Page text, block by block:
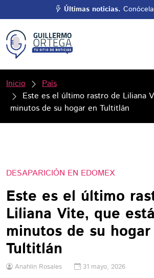
Últimas noticias.
Inicio
País
Este es el último rastro de Liliana
minutos de su hogar en Tultitlán
DESAPARICIÓN EN EDOMEX
Este es el último
Liliana Vite, que
minutos de su
Tultitlán
Anahlin Rosales 31 mayo, 2026